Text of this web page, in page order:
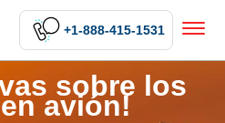
+1-888-415-1531
sobre los
avión!